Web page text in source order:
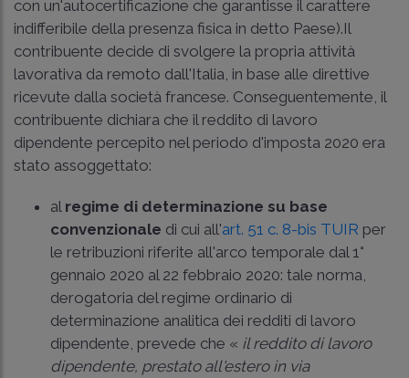
con un'autocertificazione che garantisse il carattere
indifferibile della presenza fisica in detto Paese).Il
contribuente decide di svolgere la propria attività
lavorativa da remoto dall'Italia, in base alle direttive
ricevute dalla società francese. Conseguentemente, il
contribuente dichiara che il reddito di lavoro
dipendente percepito nel periodo d'imposta 2020 era
stato assoggettato:
al regime di determinazione su base
convenzionale di cui all'art. 51 c. 8-bis TUIR per
le retribuzioni riferite all'arco temporale dal 1°
gennaio 2020 al 22 febbraio 2020: tale norma,
derogatoria del regime ordinario di
determinazione analitica dei redditi di lavoro
dipendente, prevede che « il reddito di lavoro
dipendente, prestato all'estero in via